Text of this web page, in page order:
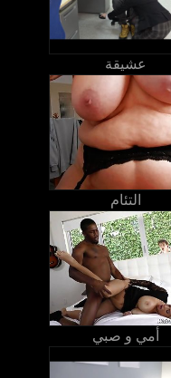
عشيقة
التئام
أمي و صبي